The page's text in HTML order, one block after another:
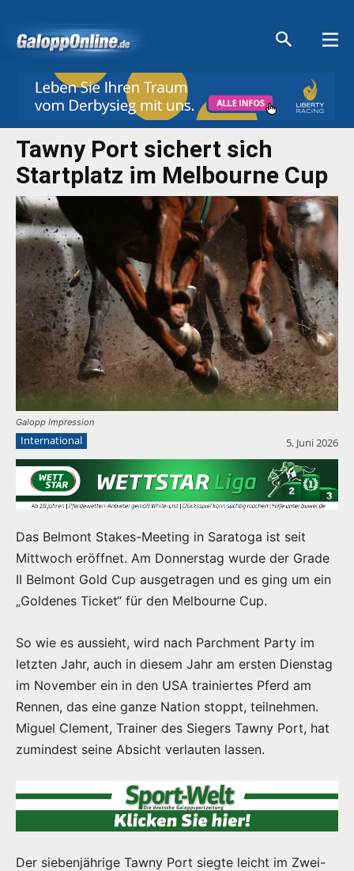
Tawny Port sichert sich
Startplatz im Melbourne Cup
Galopp Impression
International 5. Juni 2026
Das Belmont Stakes-Meeting in Saratoga ist seit
Mittwoch eröffnet. Am Donnerstag wurde der Grade
II Belmont Gold Cup ausgetragen und es ging um ein
„Goldenes Ticket“ für den Melbourne Cup.
So wie es aussieht, wird nach Parchment Party im
letzten Jahr, auch in diesem Jahr am ersten Dienstag
im November ein in den USA trainiertes Pferd am
Rennen, das eine ganze Nation stoppt, teilnehmen.
Miguel Clement, Trainer des Siegers Tawny Port, hat
zumindest seine Absicht verlauten lassen.
Der siebenjährige Tawny Port siegte leicht im Zwei-